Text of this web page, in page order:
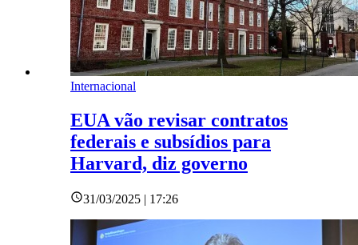
Internacional
EUA vão revisar contratos
federais e subsídios para
Harvard, diz governo
31/03/2025 | 17:26